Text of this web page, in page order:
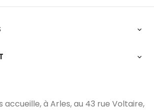


accueille, à Arles, au 43 rue Voltaire,